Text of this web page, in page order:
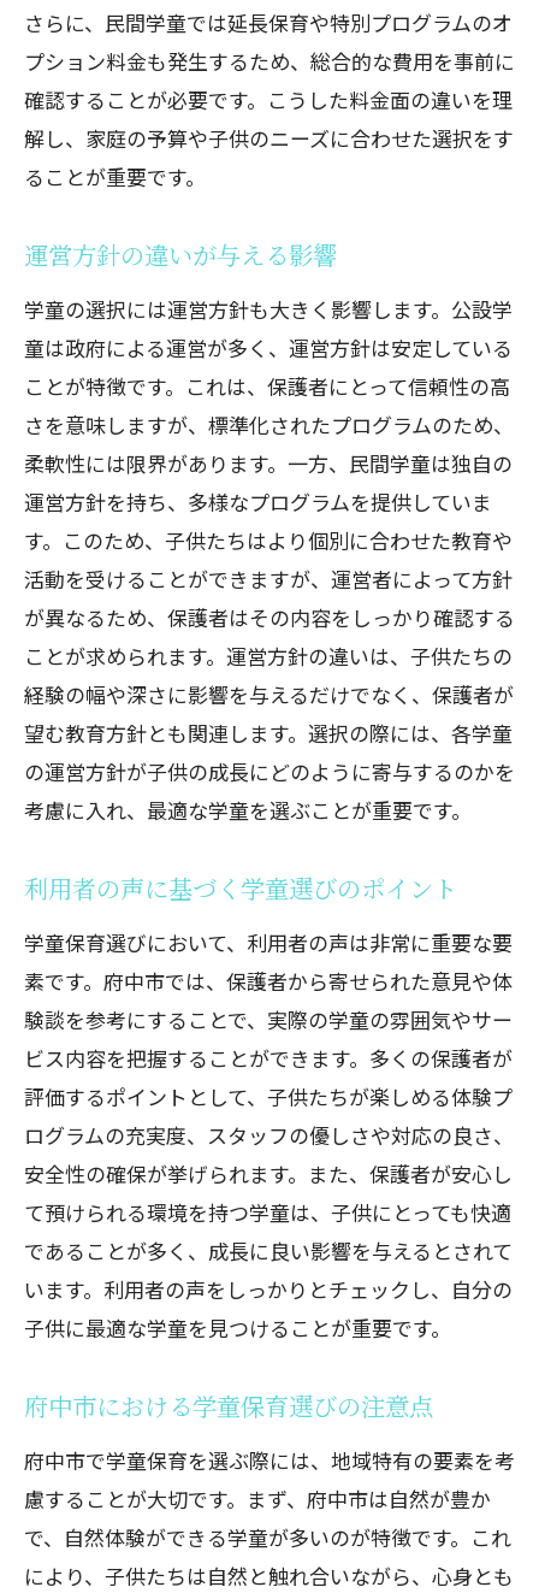
さらに、民間学童では延長保育や特別プログラムのオ
プション料金も発生するため、総合的な費用を事前に
確認することが必要です。こうした料金面の違いを理
解し、家庭の予算や子供のニーズに合わせた選択をす
ることが重要です。
運営方針の違いが与える影響
学童の選択には運営方針も大きく影響します。公設学
童は政府による運営が多く、運営方針は安定している
ことが特徴です。これは、保護者にとって信頼性の高
さを意味しますが、標準化されたプログラムのため、
柔軟性には限界があります。一方、民間学童は独自の
運営方針を持ち、多様なプログラムを提供していま
す。このため、子供たちはより個別に合わせた教育や
活動を受けることができますが、運営者によって方針
が異なるため、保護者はその内容をしっかり確認する
ことが求められます。運営方針の違いは、子供たちの
経験の幅や深さに影響を与えるだけでなく、保護者が
望む教育方針とも関連します。選択の際には、各学童
の運営方針が子供の成長にどのように寄与するのかを
考慮に入れ、最適な学童を選ぶことが重要です。
利用者の声に基づく学童選びのポイント
学童保育選びにおいて、利用者の声は非常に重要な要
素です。府中市では、保護者から寄せられた意見や体
験談を参考にすることで、実際の学童の雰囲気やサー
ビス内容を把握することができます。多くの保護者が
評価するポイントとして、子供たちが楽しめる体験プ
ログラムの充実度、スタッフの優しさや対応の良さ、
安全性の確保が挙げられます。また、保護者が安心し
て預けられる環境を持つ学童は、子供にとっても快適
であることが多く、成長に良い影響を与えるとされて
います。利用者の声をしっかりとチェックし、自分の
子供に最適な学童を見つけることが重要です。
府中市における学童保育選びの注意点
府中市で学童保育を選ぶ際には、地域特有の要素を考
慮することが大切です。まず、府中市は自然が豊か
で、自然体験ができる学童が多いのが特徴です。これ
により、子供たちは自然と触れ合いながら、心身とも